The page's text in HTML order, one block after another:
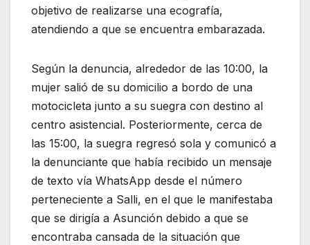
objetivo de realizarse una ecografía,
atendiendo a que se encuentra embarazada.
Según la denuncia, alrededor de las 10:00, la
mujer salió de su domicilio a bordo de una
motocicleta junto a su suegra con destino al
centro asistencial. Posteriormente, cerca de
las 15:00, la suegra regresó sola y comunicó a
la denunciante que había recibido un mensaje
de texto vía WhatsApp desde el número
perteneciente a Salli, en el que le manifestaba
que se dirigía a Asunción debido a que se
encontraba cansada de la situación que